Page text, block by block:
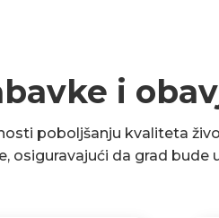
i
poboljšanju kvaliteta
osiguravajući da grad